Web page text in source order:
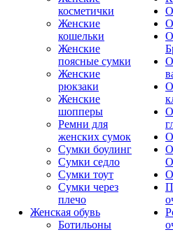
косметички
Женские
кошельки
Женские
поясные сумки
Женские
рюкзаки
Женские
шопперы
Ремни для
женских сумок
Сумки боулинг
Сумки седло
Сумки тоут
Сумки через
плечо
Женская обувь
Ботильоны